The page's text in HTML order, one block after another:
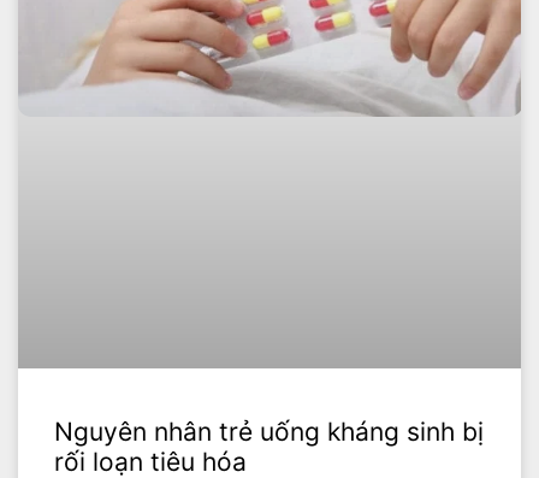
Nguyên nhân trẻ uống kháng sinh bị
rối loạn tiêu hóa